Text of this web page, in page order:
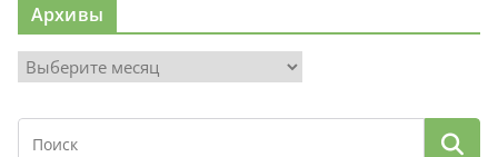
Архивы
р
х